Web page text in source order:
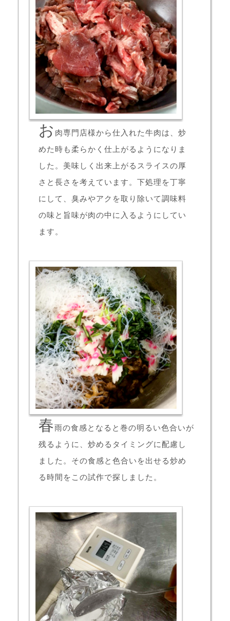
お 肉専門店様から仕入れた牛肉は、炒
めた時も柔らかく仕上がるようになりま
した。美味しく出来上がるスライスの厚
さと長さを考えています。下処理を丁寧
にして、臭みやアクを取り除いて調味料
の味と旨味が肉の中に入るようにしてい
ます。
春雨の食感となると巻の明るい色合いが
残るように、炒めるタイミングに配慮し
ました。その食感と色合いを出せる炒め
る時間をこの試作で探しました。